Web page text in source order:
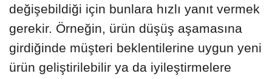
değişebildiği için bunlara hızlı yanıt vermek
gerekir. Örneğin, ürün düşüş aşamasına
girdiğinde müşteri beklentilerine uygun yeni
ürün geliştirilebilir ya da iyileştirmelere